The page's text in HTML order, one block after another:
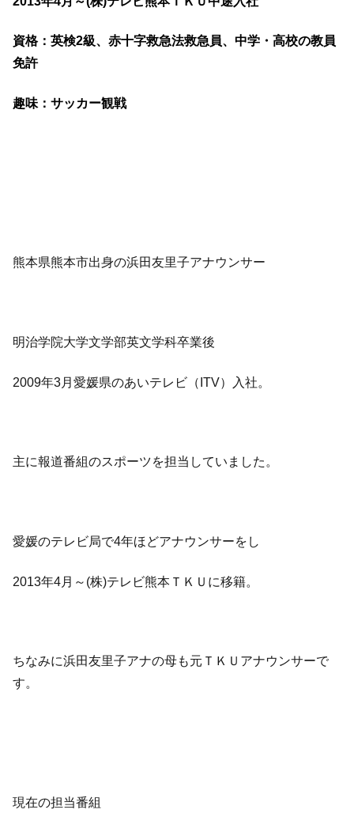
資格：英検2級、赤十字救急法救急員、中学・高校の教員
免許
趣味：サッカー観戦
熊本県熊本市出身の浜田友里子アナウンサー
明治学院大学文学部英文学科卒業後
2009年3月愛媛県のあいテレビ（ITV）入社。
主に報道番組のスポーツを担当していました。
愛媛のテレビ局で4年ほどアナウンサーをし
2013年4月～(株)テレビ熊本ＴＫＵに移籍。
ちなみに浜田友里子アナの母も元ＴＫＵアナウンサーで
す。
現在の担当番組